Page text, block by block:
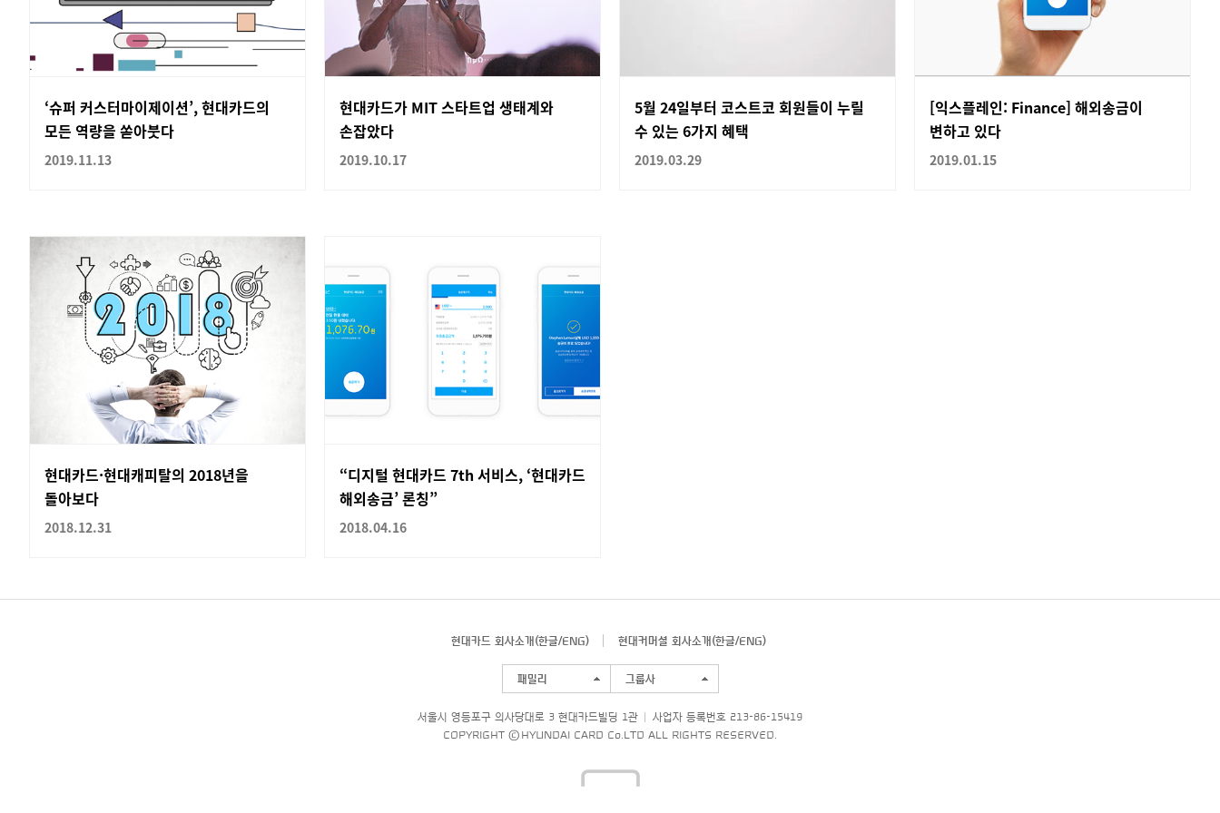
‘슈퍼 커스터마이제이션’, 현대카드의
모든 역량을 쏟아붓다
2019.11.13
현대카드가 MIT 스타트업 생태계와
손잡았다
2019.10.17
5월 24일부터 코스트코 회원들이 누릴
수 있는 6가지 혜택
2019.03.29
[익스플레인: Finance] 해외송금이
변하고 있다
2019.01.15
현대카드·현대캐피탈의 2018년을
돌아보다
2018.12.31
“디지털 현대카드 7th 서비스, ‘현대카드
해외송금’ 론칭”
2018.04.16
현대카드 회사소개(한글/ENG) 현대커머셜 회사소개(한글/ENG)
패밀리 그룹사
서울시 영등포구 의사당대로 3 현대카드빌딩 1관
사업자 등록번호 213-86-15419
COPYRIGHT © HYUNDAI CARD Co.LTD ALL RIGHTS RESERVED.